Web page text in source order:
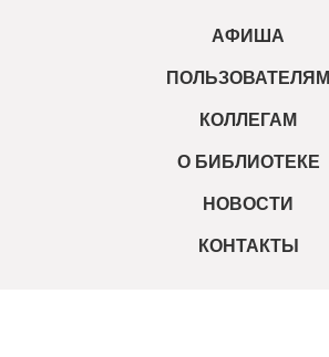
АФИША
ПОЛЬЗОВАТЕЛЯМ
КОЛЛЕГАМ
О БИБЛИОТЕКЕ
НОВОСТИ
КОНТАКТЫ